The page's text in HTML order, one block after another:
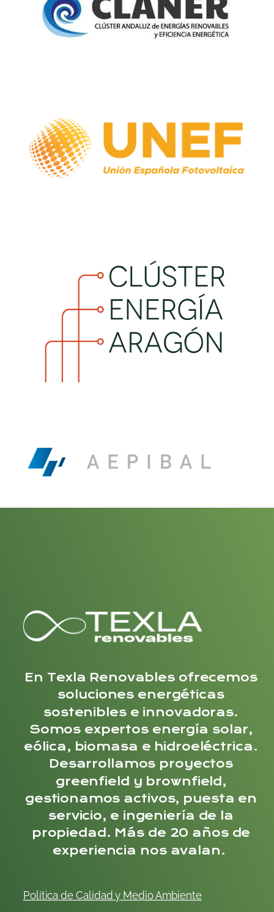
En Texla Renovables ofrecemos
soluciones energéticas
sostenibles e innovadoras.
Somos expertos energía solar,
eólica, biomasa e hidroeléctrica.
Desarrollamos proyectos
greenfield y brownfield,
gestionamos activos, puesta en
servicio, e ingeniería de la
propiedad. Más de 20 años de
experiencia nos avalan.
Política de Calidad y MedioAmbiente